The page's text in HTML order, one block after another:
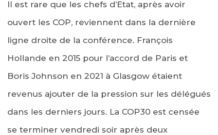
Il est rare que les chefs d’Etat, après avoir
ouvert les COP, reviennent dans la dernière
ligne droite de la conférence. François
Hollande en 2015 pour l’accord de Paris et
Boris Johnson en 2021 à Glasgow étaient
revenus ajouter de la pression sur les délégués
dans les derniers jours. La COP30 est censée
se terminer vendredi soir après deux